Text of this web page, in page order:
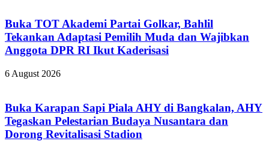
Buka TOT Akademi Partai Golkar, Bahlil
Tekankan Adaptasi Pemilih Muda dan Wajibkan
Anggota DPR RI Ikut Kaderisasi
6 August 2026
Buka Karapan Sapi Piala AHY di Bangkalan, AHY
Tegaskan Pelestarian Budaya Nusantara dan
Dorong Revitalisasi Stadion